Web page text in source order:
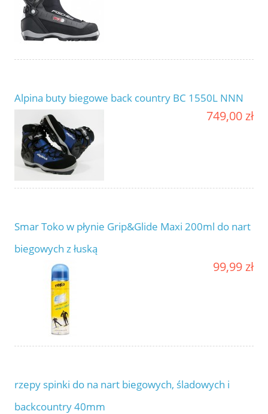
Alpina buty biegowe back country BC 1550L NNN
749,00 zł
Smar Toko w płynie Grip&Glide Maxi 200ml do nart
biegowych z łuską
99,99 zł
rzepy spinki do na nart biegowych, śladowych i
backcountry 40mm